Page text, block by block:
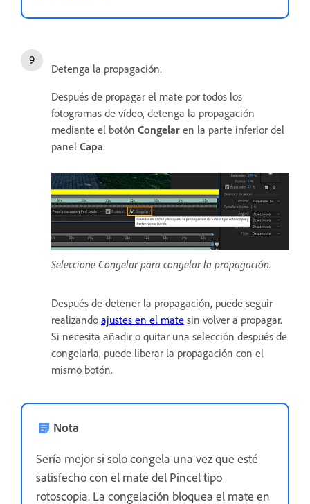
Detenga la propagación.
Después de propagar el mate por todos los
fotogramas de vídeo, detenga la propagación
mediante el botón Congelar en la parte inferior del
panel Capa.
Seleccione Congelar para congelar la propagación.
Después de detener la propagación, puede seguir
realizando ajustes en el mate sin volver a propagar.
Si necesita añadir o quitar una selección después de
congelarla, puede liberar la propagación con el
mismo botón.
Nota
Sería mejor si solo congela una vez que esté
satisfecho con el mate del Pincel tipo
rotoscopia. La congelación bloquea el mate en